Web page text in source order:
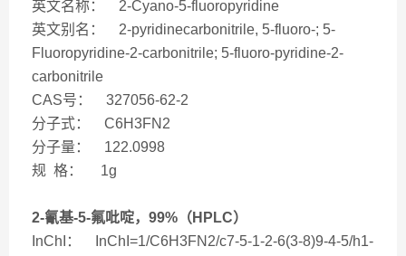
英文名称： 2-Cyano-5-fluoropyridine
英文别名： 2-pyridinecarbonitrile, 5-fluoro-; 5-
Fluoropyridine-2-carbonitrile; 5-fluoro-pyridine-2-
carbonitrile
CAS号： 327056-62-2
分子式： C6H3FN2
分子量： 122.0998
规 格： 1g
2-氰基-5-氟吡啶，99%（HPLC）
InChI： InChI=1/C6H3FN2/c7-5-1-2-6(3-8)9-4-5/h1-